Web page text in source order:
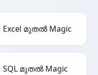
Excel മുതൽ Magic
SQL മുതൽ Magic